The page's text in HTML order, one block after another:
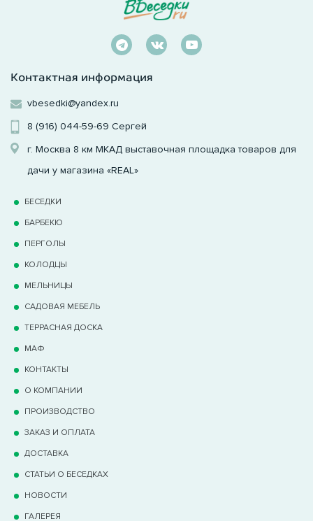
Контактная информация
vbesedki@yandex.ru
8 (916) 044-59-69 Сергей
г. Москва 8 км МКАД выставочная площадка товаров для
дачи у магазина «REAL»
БЕСЕДКИ
БАРБЕКЮ
ПЕРГОЛЫ
КОЛОДЦЫ
МЕЛЬНИЦЫ
САДОВАЯ МЕБЕЛЬ
ТЕРРАCНАЯ ДОСКА
МАФ
КОНТАКТЫ
О КОМПАНИИ
ПРОИЗВОДСТВО
ЗАКАЗ И ОПЛАТА
ДОСТАВКА
СТАТЬИ О БЕСЕДКАХ
НОВОСТИ
ГАЛЕРЕЯ